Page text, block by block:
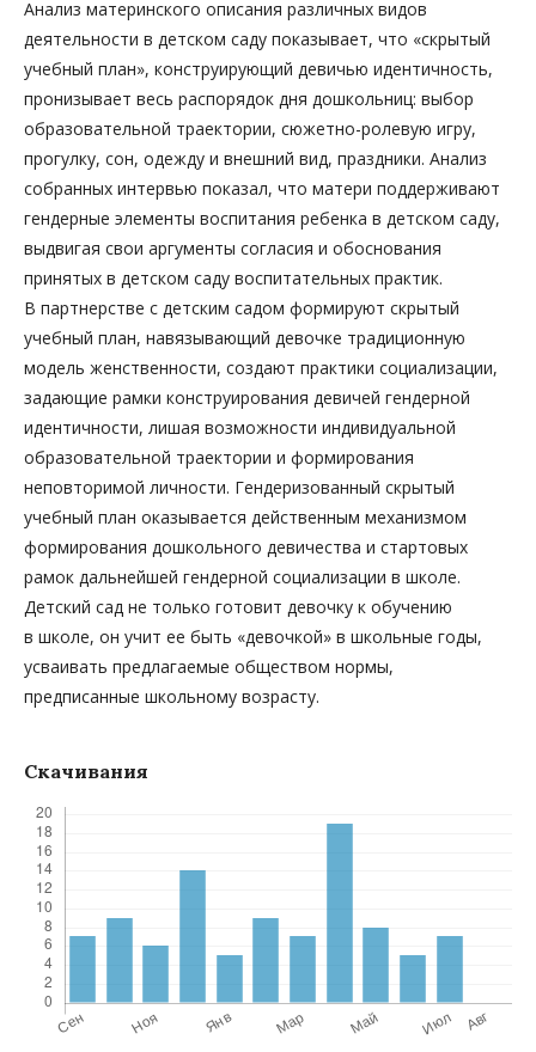
Анализ материнского описания различных видов
деятельности в детском саду показывает, что «скрытый
учебный план», конструирующий девичью идентичность,
пронизывает весь распорядок дня дошкольниц: выбор
образовательной траектории, сюжетно-ролевую игру,
прогулку, сон, одежду и внешний вид, праздники. Анализ
собранных интервью показал, что матери поддерживают
гендерные элементы воспитания ребенка в детском саду,
выдвигая свои аргументы согласия и обоснования
принятых в детском саду воспитательных практик.
В партнерстве с детским садом формируют скрытый
учебный план, навязывающий девочке традиционную
модель женственности, создают практики социализации,
задающие рамки конструирования девичей гендерной
идентичности, лишая возможности индивидуальной
образовательной траектории и формирования
неповторимой личности. Гендеризованный скрытый
учебный план оказывается действенным механизмом
формирования дошкольного девичества и стартовых
рамок дальнейшей гендерной социализации в школе.
Детский сад не только готовит девочку к обучению
в школе, он учит ее быть «девочкой» в школьные годы,
усваивать предлагаемые обществом нормы,
предписанные школьному возрасту.
Скачивания